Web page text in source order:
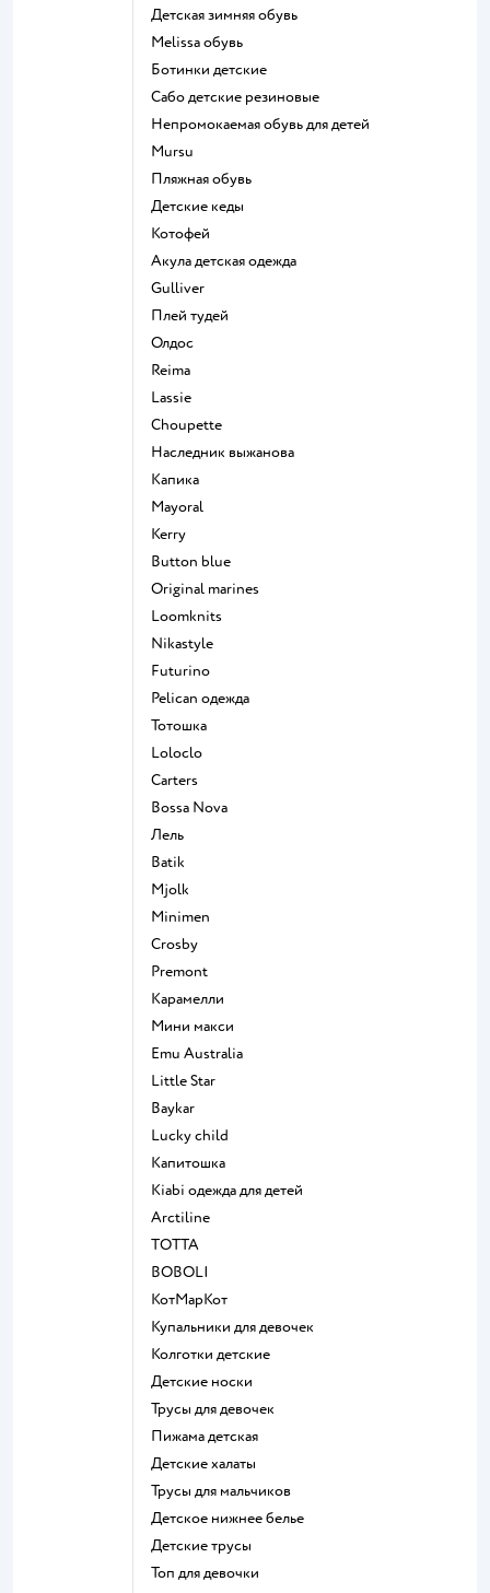
Детская зимняя обувь
Melissa обувь
Ботинки детские
Сабо детские резиновые
Непромокаемая обувь для детей
Mursu
Пляжная обувь
Детские кеды
Котофей
Акула детская одежда
Gulliver
Плей тудей
Олдос
Reima
Lassie
Choupette
Наследник выжанова
Капика
Mayoral
Kerry
Button blue
Original marines
Loomknits
Nikastyle
Futurino
Pelican одежда
Тотошка
Loloclo
Сarters
Bossa Nova
Лель
Batik
Mjolk
Minimen
Crosby
Premont
Карамелли
Мини макси
Emu Australia
Little Star
Baykar
Lucky child
Капитошка
Kiabi одежда для детей
Arctiline
ТОТТА
BOBOLI
КотМарКот
Купальники для девочек
Колготки детские
Детские носки
Трусы для девочек
Пижама детская
Детские халаты
Трусы для мальчиков
Детское нижнее белье
Детские трусы
Топ для девочки